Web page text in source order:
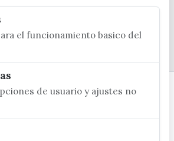
el funcionamiento basico del
de usuario y ajustes no